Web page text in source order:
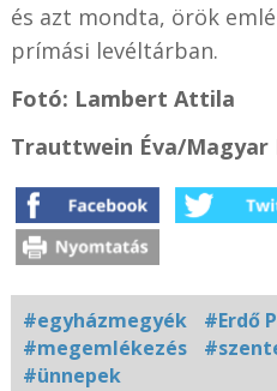
és azt mondta, örök
prímási levéltárban.
Fotó: Lambert Attila
Trauttwein Éva/Magyar
#egyházmegyék #Erdő
#megemlékezés
#ünnepek